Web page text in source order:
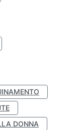
DONNA